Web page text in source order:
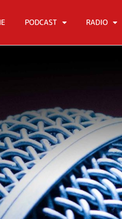
PODCAST RADIO